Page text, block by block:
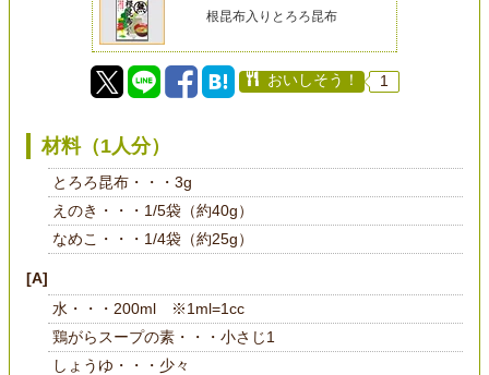
根昆布入りとろろ昆布
おいしそう！ 1
材料（1人分）
とろろ昆布・・・3g
えのき・・・1/5袋（約40g）
なめこ・・・1/4袋（約25g）
[A]
水・・・200ml ※1ml=1cc
鶏がらスープの素・・・小さじ1
しょうゆ・・・少々